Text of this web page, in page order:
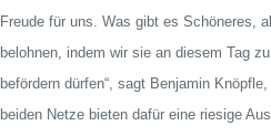
Freude für uns. Was gibt es Schöneres,
belohnen, indem wir sie an diesem Tag
befördern dürfen“, sagt Benjamin
beiden Netze bieten dafür eine riesige